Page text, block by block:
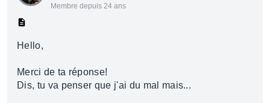
Membre depuis 24 ans
Hello,
Merci de ta réponse!
Dis, tu va penser que j'ai du mal mais...